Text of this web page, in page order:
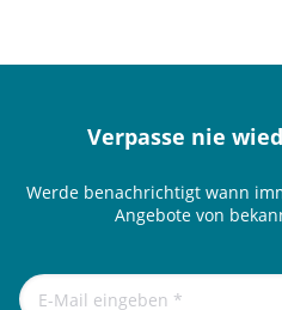
Verpasse nie
Werde benachrichtigt wann
Angebote von